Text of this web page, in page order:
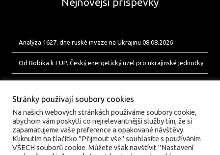
Analýza 1627. dne ruské invaze na Ukrajinu 08.08.2026
Od Bobíka k FUP. Český energetický uzel pro ukrajinské jednotky
Stránky používají soubory cookies
Na našich webových stránkách používáme soubory cookie,
abychom vám poskytli co nejrelevantnější služby tím, že si
zapamatujeme vaše preference a opakované návštěvy.
Kliknutím na tlačítko "Přijmout vše" souhlasíte s používáním
VŠECH souborů cookie. Můžete však navštívit "Nastavení